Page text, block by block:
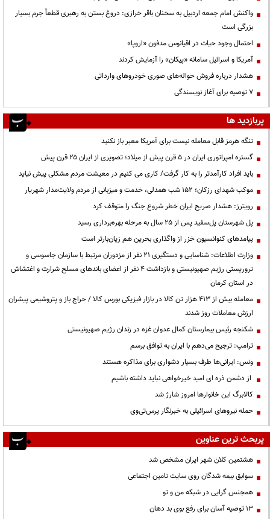
واکنش امام جمعه اردبیل به سخنان باقر خرازی: دروغ بستن به رهبری قطعاً جرم بسیار
بزرگی است
احتمال وجود حیات در اقیانوس مدفون «اروپا»
آمریکا و اسرائیل سامانه «پیکان» را آزمایش کردند
هشدار درباره فروش حواله‌های صوری خودروهای وارداتی
۷ توصیه برای آغاز نویسندگی
پربازدید ها
تنگه هرمز قابل معامله نیست برای آمریکا معبر باز نکنید
گستره امپراتوری ایران در ۵ قرن پیش از میلاد؛ تصویری از ایران ۲۵ قرن پیش
باید افراد کارآمدتر را به کار گرفت/ کاری می کنیم در معیشت مردم مشکلی پیش نیاید
موکب شهدای رزکان؛ ۱۵۲ شب همدلی، خدمت و میزبانی از مردم ولایت‌مدار شهریار
رویترز: هشدار صریح ایران خطر شروع جنگ را متوقف کرد
پل شهرستان پل‌سفید پس از ۲۵ سال به مرحله بهره‌برداری رسید
پیامدهای کنوانسیون خزر از واگذاری بحرین هم زیان‌بارتر است
وزارت اطلاعات: شناسایی و دستگیری ۲۱ نفر از مزدوران مرتبط با سازمان جاسوسی و
تروریستی رژیم صهیونیستی و بازداشت ۴ نفر از اعضای باندهای مسلح شرارت و اغتشاش
در استان کرمان
معامله بیش از ۴۱۳ هزار تن کالا در بازار فیزیکی بورس کالا / حراج باز و پتروشیمی پیشران
ارزش معاملات روز شدند
شکنجه رئیس بیمارستان کمال عدوان غزه در زندان رژیم صهیونیستی
ترامپ: ترجیح می‌دهم با ایران به توافق برسم
ونس: ایرانی‌ها طرف بسیار دشواری برای مذاکره هستند
از دشمن ذره ای امید خیرخواهی نباید داشته باشیم
کالابرگ این خانوارها امروز شارژ شد
حمله نیروهای اسرائیلی به خبرنگار پرس‌تی‌وی
پربحث ترین عناوین
هشتمین کلان شهر ایران مشخص شد
سوابق بیمه شدگان روی سایت تامین اجتماعی
همجنس گرایی در شبکه من و تو
13 توصیه آسان برای رفع بوی بد دهان